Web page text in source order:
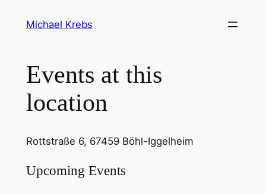
Michael Krebs
Events at this
location
Rottstraße 6, 67459 Böhl-Iggelheim
Upcoming Events